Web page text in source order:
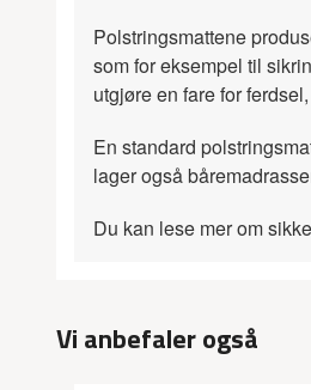
Polstringsmattene
som for eksempel til
utgjøre en fare for
En standard
lager også
Du kan lese mer om
Vi anbefaler også